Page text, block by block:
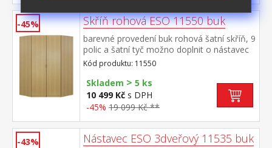
-45% Skříň rohová ESO 11550 buk
barevné provedení buk rohová šatní skříň, 9
polic a šatní tyč možno doplnit o nástavec
11555
Kód produktu: 11550
Skladem > 5 ks
10 499 Kč s DPH
-45% 19 099 Kč **
-43% Nástavec ESO 3dveřový 11535 buk